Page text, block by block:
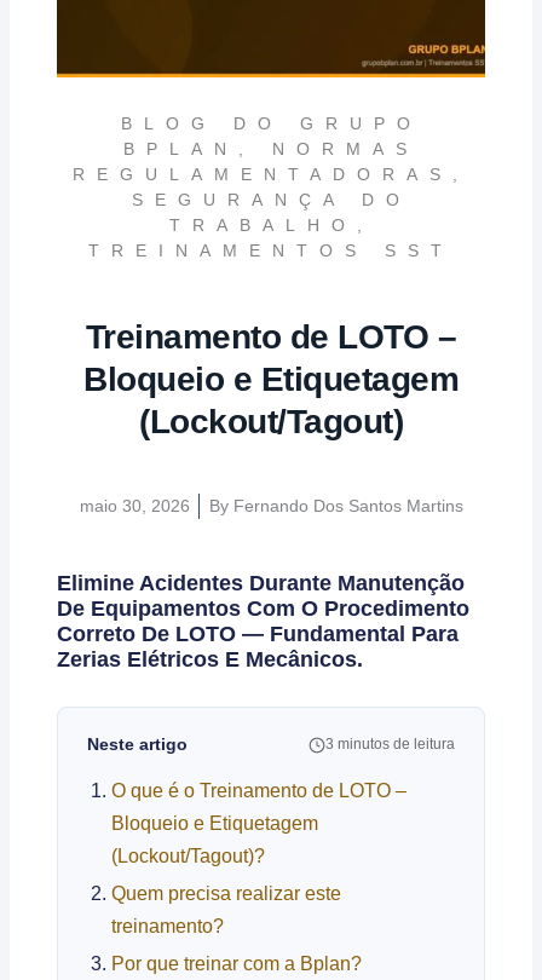
BLOG DO GRUPO
BPLAN , NORMAS
REGULAMENTADORAS ,
SEGURANÇA DO
TRABALHO ,
TREINAMENTOS SST
Treinamento de LOTO –
Bloqueio e Etiquetagem
(Lockout/Tagout)
maio 30, 2026 ByFernando Dos Santos Martins
Elimine Acidentes Durante Manutenção
De Equipamentos Com O Procedimento
Correto De LOTO — Fundamental Para
Zerias Elétricos E Mecânicos.
Neste artigo 3 minutos de leitura
O que é o Treinamento de LOTO –
Bloqueio e Etiquetagem
(Lockout/Tagout)?
Quem precisa realizar este
treinamento?
Por que treinar com a Bplan?